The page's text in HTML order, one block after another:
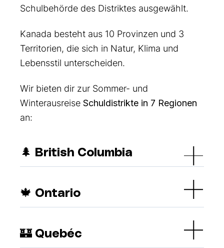
Schulbehörde des Distriktes ausgewählt.
Kanada besteht aus 10 Provinzen und 3
Territorien, die sich in Natur, Klima und
Lebensstil unterscheiden.
Wir bieten dir zur Sommer- und
Winterausreise Schuldistrikte in 7 Regionen
an:
🌲 British Columbia
🍁 Ontario
🏰 Quebéc